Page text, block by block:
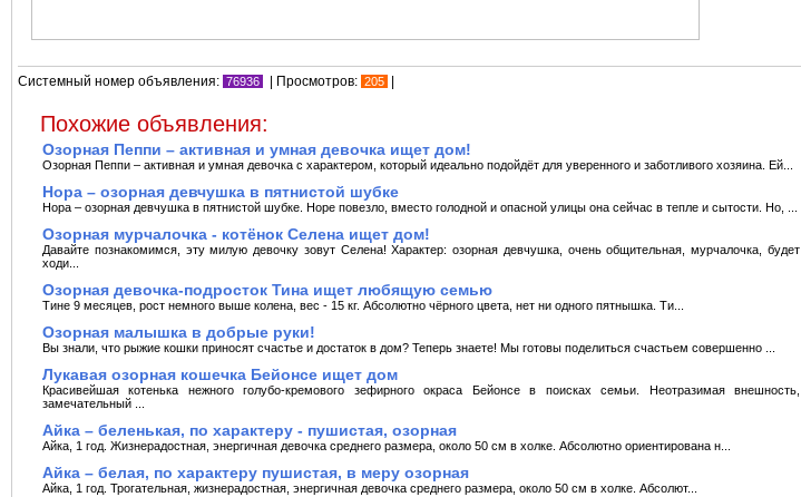
Системный номер объявления: 76936 | Просмотров: 205
Похожие объявления:
Озорная Пеппи – активная и умная девочка ищет дом!
Озорная Пеппи – активная и умная девочка с характером, который идеально подойдёт для уверенного и заботливого хозяина. Ей...
Нора – озорная девчушка в пятнистой шубке
Нора – озорная девчушка в пятнистой шубке. Норе повезло, вместо голодной и опасной улицы она сейчас в тепле и сытости. Но, ...
Озорная мурчалочка - котёнок Селена ищет дом!
Давайте познакомимся, эту милую девочку зовут Селена! Характер: озорная девчушка, очень общительная, мурчалочка, будет
ходи...
Озорная девочка-подросток Тина ищет любящую семью
Тине 9 месяцев, рост немного выше колена, вес - 15 кг. Абсолютно чёрного цвета, нет ни одного пятнышка. Ти...
Озорная малышка в добрые руки!
Вы знали, что рыжие кошки приносят счастье и достаток в дом? Теперь знаете! Мы готовы поделиться счастьем совершенно ...
Лукавая озорная кошечка Бейонсе ищет дом
Красивейшая котенька нежного голубо-кремового зефирного окраса Бейонсе в поисках семьи. Неотразимая внешность,
замечательный ...
Айка – беленькая, по характеру - пушистая, озорная
Айка, 1 год. Жизнерадостная, энергичная девочка среднего размера, около 50 см в холке. Абсолютно ориентирована н...
Айка – белая, по характеру пушистая, в меру озорная
Айка, 1 год. Трогательная, жизнерадостная, энергичная девочка среднего размера, около 50 см в холке. Абсолют...